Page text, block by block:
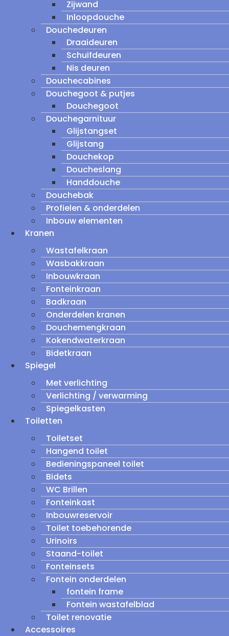
Zijwand
Inloopdouche
Douchedeuren
Draaideuren
Schuifdeuren
Nis deuren
Douchecabines
Douchegoot & putjes
Douchegoot
Douchegarnituur
Glijstangset
Glijstang
Douchekop
Doucheslang
Handdouche
Douchebak
Profielen & onderdelen
Inbouw elementen
Kranen
Wastafelkraan
Wasbakkraan
Inbouwkraan
Fonteinkraan
Badkraan
Onderdelen kranen
Douchemengkraan
Kokendwaterkraan
Bidetkraan
Spiegel
Met verlichting
Verlichting / verwarming
Spiegelkasten
Toiletten
Toiletset
Hangend toilet
Bedieningspaneel toilet
Bidets
WC Brillen
Fonteinkast
Inbouwreservoir
Toilet toebehorende
Urinoirs
Staand-toilet
Fonteinsets
Fontein onderdelen
fontein frame
Fontein wastafelblad
Toilet renovatie
Accessoires